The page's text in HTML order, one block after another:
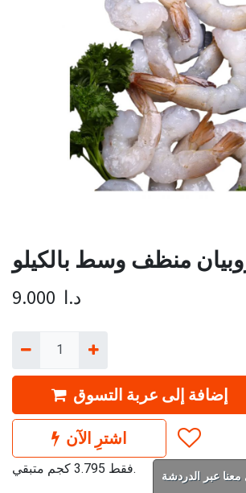
منظف وسط بالكيلو
9.000 د.ا
إضافة إلى عربة التسوق
اشترِ الآن
فقط 3.795 كجم متبقي.